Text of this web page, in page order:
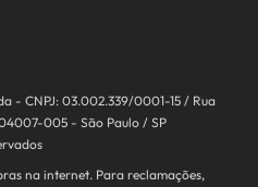
- CNPJ: 03.002.339/0001-15 / Rua
005 - São Paulo / SP
na internet. Para reclamações,